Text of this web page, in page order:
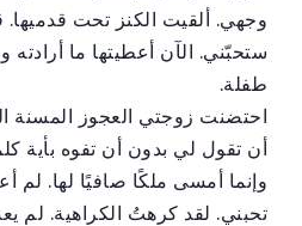
وجهي. ألقيت الكنز تحت
ستحبّني. الآن أعطيتها ما أرادته
طفلة.
احتضنت زوجتي العجوز المسنة
أن تقول لي بدون أن تفوه بأية
وإنما أمسى ملكًا صافيًا لها. لم
تحبني. لقد كرهتُ الكراهية. لم